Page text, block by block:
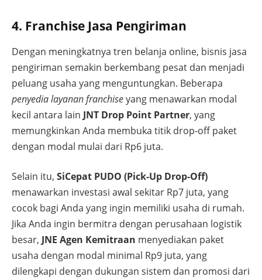
4. Franchise Jasa Pengiriman
Dengan meningkatnya tren belanja online, bisnis jasa
pengiriman semakin berkembang pesat dan menjadi
peluang usaha yang menguntungkan. Beberapa
penyedia layanan franchiseyang menawarkan modal
kecil antara lain JNT Drop Point Partner, yang
memungkinkan Anda membuka titik drop-off paket
dengan modal mulai dari Rp6 juta.
Selain itu, SiCepat PUDO (Pick-Up Drop-Off)
menawarkan investasi awal sekitar Rp7 juta, yang
cocok bagi Anda yang ingin memiliki usaha di rumah.
Jika Anda ingin bermitra dengan perusahaan logistik
besar, JNE Agen Kemitraan menyediakan paket
usaha dengan modal minimal Rp9 juta, yang
dilengkapi dengan dukungan sistem dan promosi dari